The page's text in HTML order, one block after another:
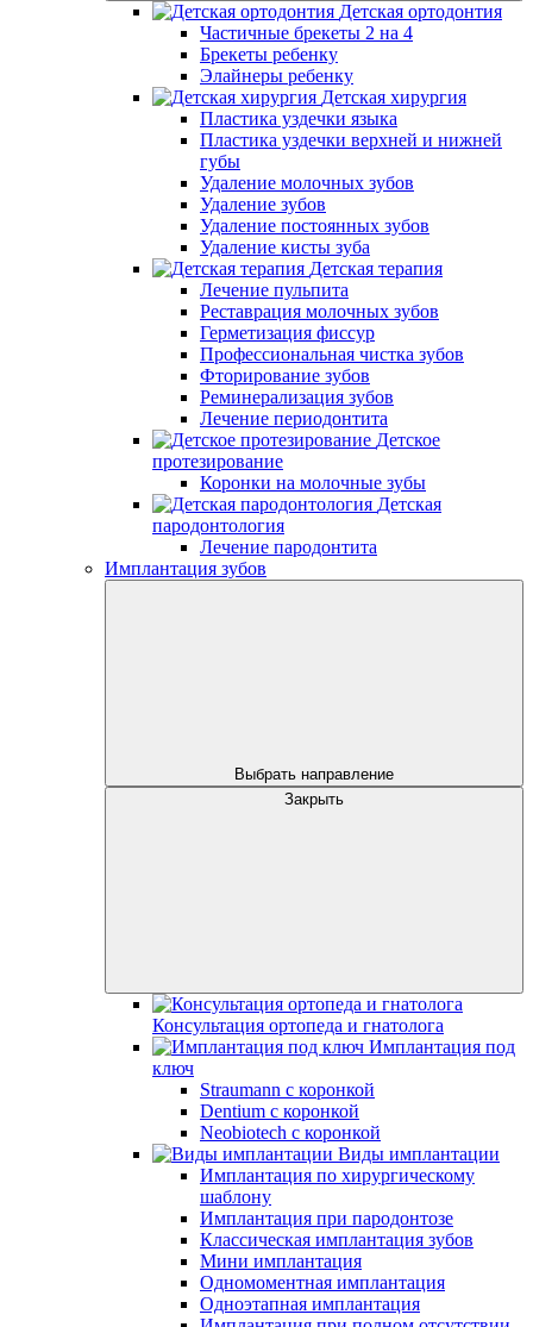
Детская ортодонтия
Частичные брекеты 2 на 4
Брекеты ребенку
Элайнеры ребенку
Детская хирургия
Пластика уздечки языка
Пластика уздечки верхней и нижней
губы
Удаление молочных зубов
Удаление зубов
Удаление постоянных зубов
Удаление кисты зуба
Детская терапия
Лечение пульпита
Реставрация молочных зубов
Герметизация фиссур
Профессиональная чистка зубов
Фторирование зубов
Реминерализация зубов
Лечение периодонтита
Детское
протезирование
Коронки на молочные зубы
Детская
пародонтология
Лечение пародонтита
Имплантация зубов
Выбрать направление
Закрыть
Консультация ортопеда и гнатолога
Имплантация под
ключ
Straumann с коронкой
Dentium с коронкой
Neobiotech с коронкой
Виды имплантации
Имплантация по хирургическому
шаблону
Имплантация при пародонтозе
Классическая имплантация зубов
Мини имплантация
Одномоментная имплантация
Одноэтапная имплантация